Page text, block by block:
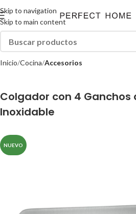
Skip to navigation
Skip to main content
Inicio Cocina Accesorios
Colgador con 4 Ganchos
Inoxidable
NUEVO